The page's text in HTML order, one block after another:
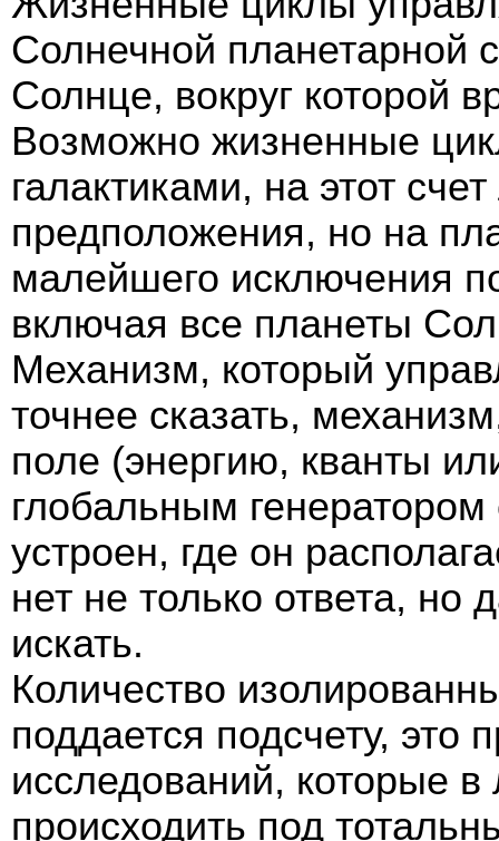
Солнечной планетарной
Солнце, вокруг которой
Возможно жизненные
галактиками, на этот
предположения, но на
малейшего исключения
включая все планеты
Механизм, который
точнее сказать,
поле (энергию, кванты
глобальным генератором
устроен, где он
нет не только ответа, но
искать.
Количество
поддается подсчету, это
исследований, которые
происходить под